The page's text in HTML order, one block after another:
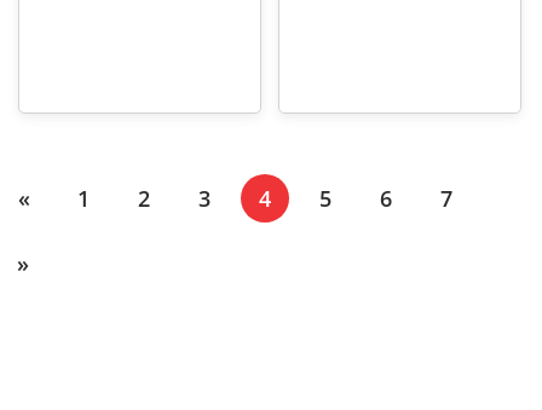
« 1 2 3 4(current)
5 6 7
»